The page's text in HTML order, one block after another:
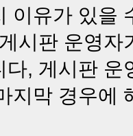
이유가 있을
시판 운영자
다, 게시판 운
지막 경우에